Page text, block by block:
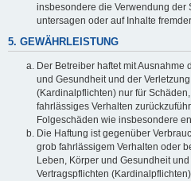
insbesondere die Verwendung der
untersagen oder auf Inhalte
5. GEWÄHRLEISTUNG
Der Betreiber haftet mit
und Gesundheit und der
(Kardinalpflichten) nur für
fahrlässiges Verhalten
Folgeschäden wie insbesondere
Die Haftung ist gegenüber
grob fahrlässigem Verhalten oder
Leben, Körper und Gesundheit
Vertragspflichten